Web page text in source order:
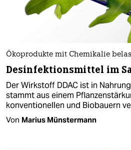
Ökoprodukte mit Chemikalie
Desinfektionsmittel im
Der Wirkstoff DDAC ist in
stammt aus einem
konventionellen und Biobauern
Von Marius Münstermann